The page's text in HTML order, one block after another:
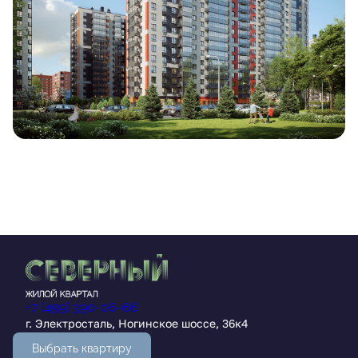
+7 (499) 390-06-66
г. Электросталь, Ногинское шоссе, 36к4
Выбрать квартиру